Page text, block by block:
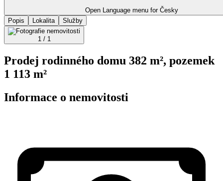
Open Language menu for Česky
Popis
Lokalita Služby
1 / 1
Prodej rodinného domu 382 m², pozemek
1 113 m²
Informace o nemovitosti